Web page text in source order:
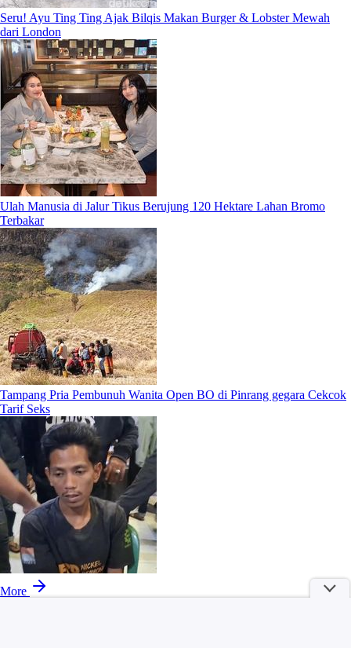
Seru! Ayu Ting Ting Ajak Bilqis Makan Burger & Lobster Mewah
dari London
Ulah Manusia di Jalur Tikus Berujung 120 Hektare Lahan Bromo
Terbakar
Tampang Pria Pembunuh Wanita Open BO di Pinrang gegara Cekcok
Tarif Seks
More